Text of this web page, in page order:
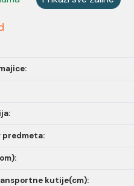
predmeta:
kutije(cm):